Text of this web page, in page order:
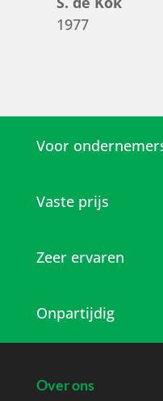
1977
Voor
Vaste prijs
Zeer ervaren
Onpartijdig
Over ons